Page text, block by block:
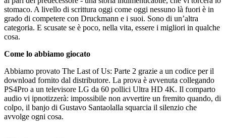
stomaco. A livello di scrittura oggi come oggi nessuno là fuori è in
grado di competere con Druckmann e i suoi. Sono di un’altra
categoria. E scusate se è poco, nella vita, essere i migliori in qualche
cosa.
Come lo abbiamo giocato
Abbiamo provato The Last of Us: Parte 2 grazie a un codice per il
download fornito dal distributore. La prova è avvenuta collegando
PS4Pro a un televisore LG da 60 pollici Ultra HD 4K. Il comparto
audio vi ipnotizzerà: impossibile non avvertire un fremito quando, di
colpo, il banjo di Gustavo Santaolalla squarcia il silenzio che
avvolge ogni cosa.